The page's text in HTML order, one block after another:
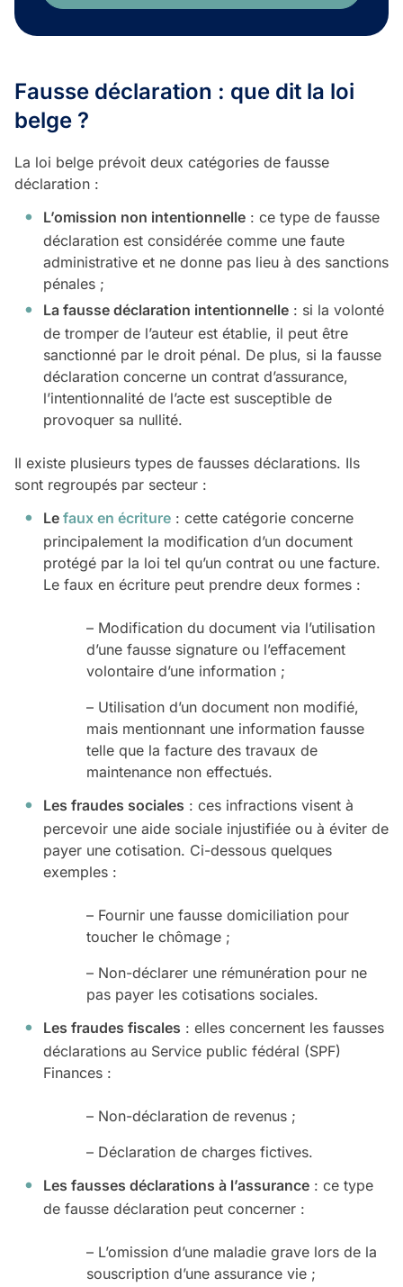
Fausse déclaration : que dit la loi
belge ?
La loi belge prévoit deux catégories de fausse
déclaration :
L’omission non intentionnelle : ce type de fausse
déclaration est considérée comme une faute
administrative et ne donne pas lieu à des sanctions
pénales ;
La fausse déclaration intentionnelle : si la volonté
de tromper de l’auteur est établie, il peut être
sanctionné par le droit pénal. De plus, si la fausse
déclaration concerne un contrat d’assurance,
l’intentionnalité de l’acte est susceptible de
provoquer sa nullité.
Il existe plusieurs types de fausses déclarations. Ils
sont regroupés par secteur :
Le faux en écriture : cette catégorie concerne
principalement la modification d’un document
protégé par la loi tel qu’un contrat ou une facture.
Le faux en écriture peut prendre deux formes :
– Modification du document via l’utilisation
d’une fausse signature ou l’effacement
volontaire d’une information ;
– Utilisation d’un document non modifié,
mais mentionnant une information fausse
telle que la facture des travaux de
maintenance non effectués.
Les fraudes sociales : ces infractions visent à
percevoir une aide sociale injustifiée ou à éviter de
payer une cotisation. Ci-dessous quelques
exemples :
– Fournir une fausse domiciliation pour
toucher le chômage ;
– Non-déclarer une rémunération pour ne
pas payer les cotisations sociales.
Les fraudes fiscales : elles concernent les fausses
déclarations au Service public fédéral (SPF)
Finances :
– Non-déclaration de revenus ;
– Déclaration de charges fictives.
Les fausses déclarations à l’assurance : ce type
de fausse déclaration peut concerner :
– L’omission d’une maladie grave lors de la
souscription d’une assurance vie ;